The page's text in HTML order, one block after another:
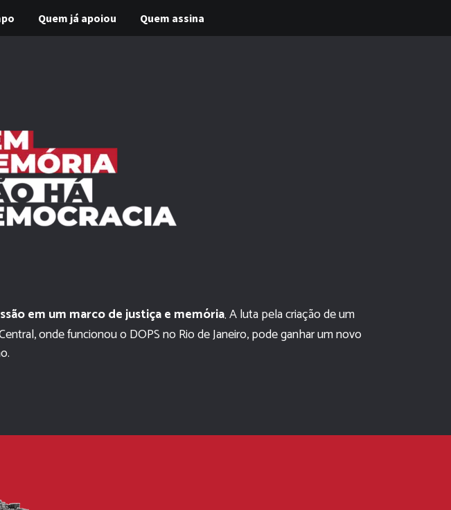
Quem já apoiou Quem assina
em um marco de justiça e memória.A luta pela criação de um
onde funcionou o DOPS no Rio de Janeiro, pode ganhar um novo